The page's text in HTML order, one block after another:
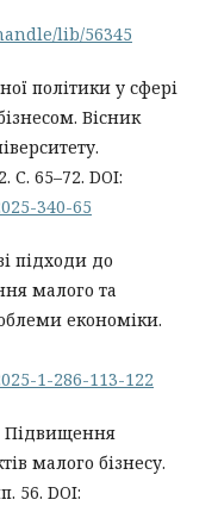
lib/56345
політики у сфері
Вісник
С. 65–72. DOI:
340-65
підходи до
малого та
економіки.
1-286-113-122
Підвищення
малого бізнесу.
56. DOI: